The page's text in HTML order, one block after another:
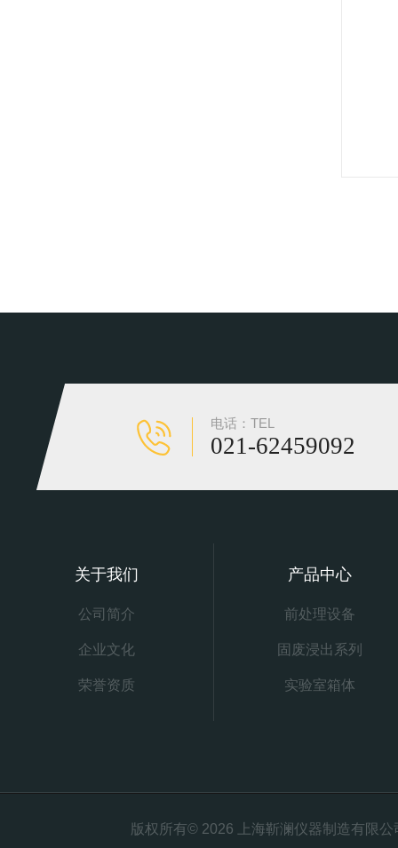
电话：TEL
021-62459092
关于我们
公司简介
企业文化
荣誉资质
产品中心
前处理设备
固废浸出系列
实验室箱体
版权所有© 2026 上海靳澜仪器制造有限